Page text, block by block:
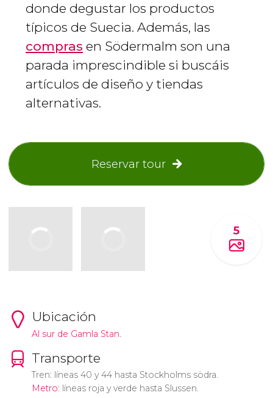
donde degustar los productos
típicos de Suecia. Además, las
compras en Södermalm son una
parada imprescindible si buscáis
artículos de diseño y tiendas
alternativas.
Reservar tour
5
Ubicación
Al sur de Gamla Stan.
Transporte
Tren: líneas 40 y 44 hasta Stockholms södra.
Metro: líneas roja y verde hasta Slussen.